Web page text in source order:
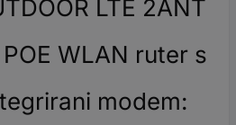
LTE 2ANT
POE WLAN ruter s
modem: